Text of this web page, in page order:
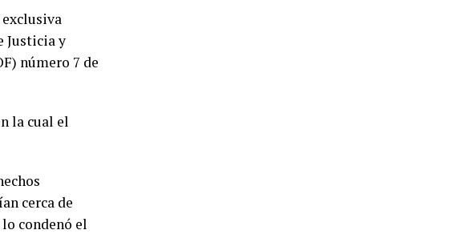
Justicia y
número 7 de
la cual el
cerca de
condenó el